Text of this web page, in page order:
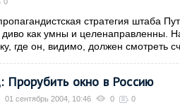
стратегия штаба
диво как умны и целенаправленны.
где он, видимо, должен смотреть
Прорубить окно в Россию
01 сентябрь 2004, 10:46 0 0